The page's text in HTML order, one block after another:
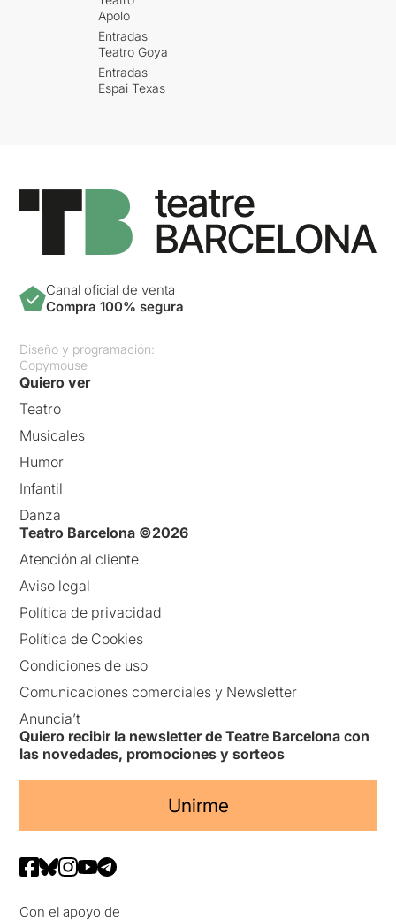
Apolo
Entradas
Teatro Goya
Entradas
Espai Texas
Canal oficial de venta
Compra 100% segura
Diseño y programación:
Copymouse
Quiero ver
Teatro
Musicales
Humor
Infantil
Danza
Teatro Barcelona ©2026
Atención al cliente
Aviso legal
Política de privacidad
Política de Cookies
Condiciones de uso
Comunicaciones comerciales y Newsletter
Anuncia’t
Quiero recibir la newsletter de Teatre Barcelona con
las novedades, promociones y sorteos
Unirme
Con el apoyo de